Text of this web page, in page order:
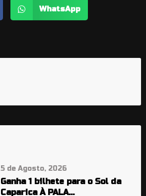
WhatsApp
5 de Agosto, 2026
Ganha 1 bilhete para o Sol da
Caparica À PALA…